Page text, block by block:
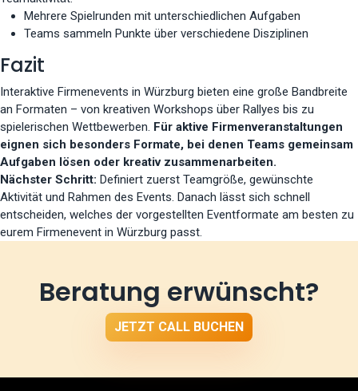
Mehrere Spielrunden mit unterschiedlichen Aufgaben
Teams sammeln Punkte über verschiedene Disziplinen
Fazit
Interaktive Firmenevents in Würzburg bieten eine große Bandbreite
an Formaten – von kreativen Workshops über Rallyes bis zu
spielerischen Wettbewerben. Für aktive Firmenveranstaltungen
eignen sich besonders Formate, bei denen Teams gemeinsam
Aufgaben lösen oder kreativ zusammenarbeiten.
Nächster Schritt: Definiert zuerst Teamgröße, gewünschte
Aktivität und Rahmen des Events. Danach lässt sich schnell
entscheiden, welches der vorgestellten Eventformate am besten zu
eurem Firmenevent in Würzburg passt.
Beratung erwünscht?
JETZT CALL BUCHEN